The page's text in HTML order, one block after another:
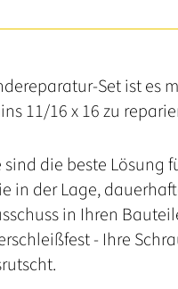
Set ist es
11/16 x 16 zu
sind die beste Lösung
in der Lage,
in Ihren
- Ihre